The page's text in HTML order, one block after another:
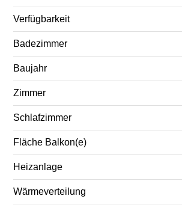
Verfügbarkeit
Badezimmer
Baujahr
Zimmer
Schlafzimmer
Fläche Balkon(e)
Heizanlage
Wärmeverteilung